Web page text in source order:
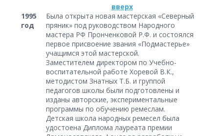
вверх
1995
год
Была открыта новая мастерская «Северный
пряник» под руководством Народного
мастера РФ Пронченковой Р.Ф. и состоялся
первое присвоение звания «Подмастерье»
учащимся этой мастерской.
Заместителем директором по Учебно-
воспитательной работе Хоревой В.К.,
методистом Знатных Т.Б. и группой
педагогов школы были подготовлены и
изданы авторские, экспериментальные
программы по обучению ремеслам.
Детская школа народных ремесел была
удостоена Диплома лауреата премии